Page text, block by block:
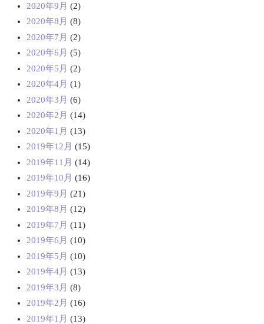
2020年9月 (2)
2020年8月 (8)
2020年7月 (2)
2020年6月 (5)
2020年5月 (2)
2020年4月 (1)
2020年3月 (6)
2020年2月 (14)
2020年1月 (13)
2019年12月 (15)
2019年11月 (14)
2019年10月 (16)
2019年9月 (21)
2019年8月 (12)
2019年7月 (11)
2019年6月 (10)
2019年5月 (10)
2019年4月 (13)
2019年3月 (8)
2019年2月 (16)
2019年1月 (13)